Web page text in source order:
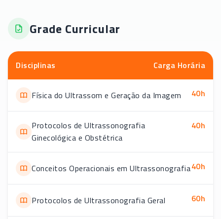
Grade Curricular
Disciplinas Carga Horária
Física do Ultrassom e Geração da Imagem 40h
Protocolos de Ultrassonografia
Ginecológica e Obstétrica
40h
Conceitos Operacionais em Ultrassonografia40h
Protocolos de Ultrassonografia Geral 60h